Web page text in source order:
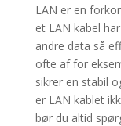
LAN er en
et LAN kabel
andre data så
ofte af for
sikrer en stabil
er LAN kablet
bør du altid